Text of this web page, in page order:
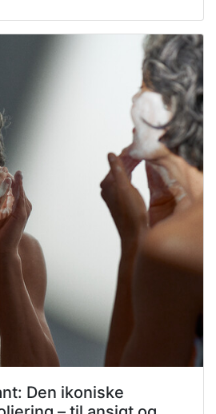
Den ikoniske